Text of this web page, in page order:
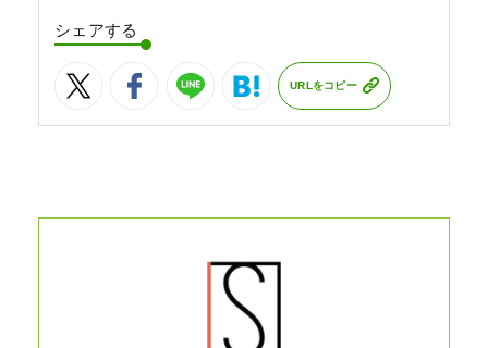
シェアする
URLをコピー